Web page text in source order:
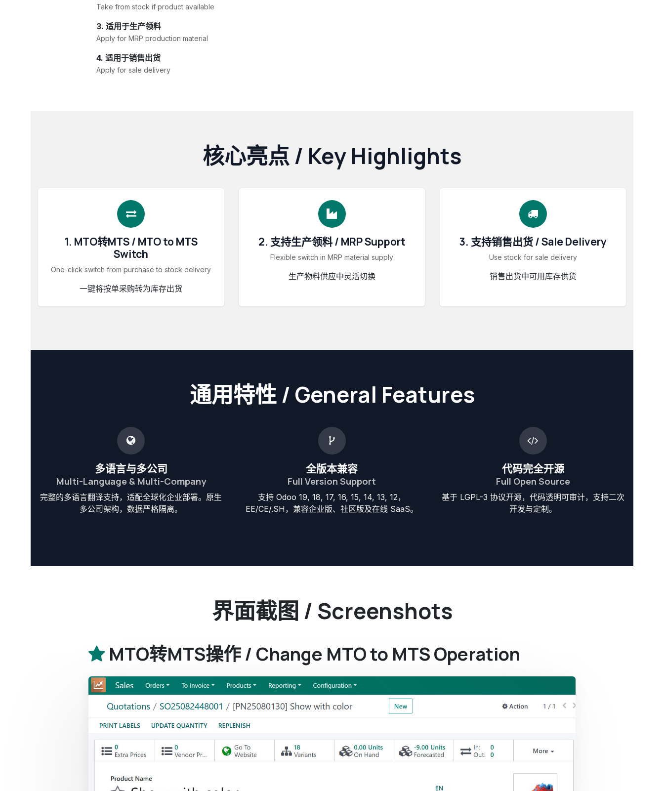
Take from stock if product available
3. 适用于生产领料
Apply for MRP production material
4. 适用于销售出货
Apply for sale delivery
核心亮点 / Key Highlights
1. MTO转MTS / MTO to MTS
Switch
One-click switch from purchase to stock delivery
一键将按单采购转为库存出货
2. 支持生产领料 / MRP Support
Flexible switch in MRP material supply
生产物料供应中灵活切换
3. 支持销售出货 / Sale Delivery
Use stock for sale delivery
销售出货中可用库存供货
通用特性 / General Features
多语言与多公司
Multi-Language & Multi-Company
完整的多语言翻译支持，适配全球化企业部署。原生
多公司架构，数据严格隔离。
全版本兼容
Full Version Support
支持 Odoo 19, 18, 17, 16, 15, 14, 13, 12，
EE/CE/.SH，兼容企业版、社区版及在线 SaaS。
代码完全开源
Full Open Source
基于 LGPL-3 协议开源，代码透明可审计，支持二次
开发与定制。
界面截图 / Screenshots
MTO转MTS操作 / Change MTO to MTS Operation